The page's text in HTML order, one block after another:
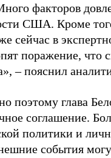
факторов
США. Кроме
сейчас в
поражение, что
– пояснил
поэтому глава
соглашение.
политики и
события